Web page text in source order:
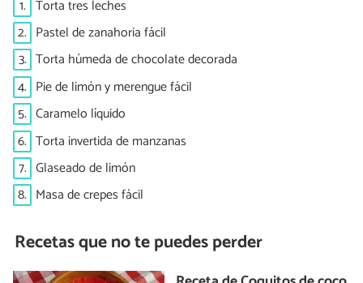
1. Torta tres leches
2. Pastel de zanahoria fácil
3. Torta húmeda de chocolate decorada
4. Pie de limón y merengue fácil
5. Caramelo líquido
6. Torta invertida de manzanas
7. Glaseado de limón
8. Masa de crepes fácil
Recetas que no te puedes perder